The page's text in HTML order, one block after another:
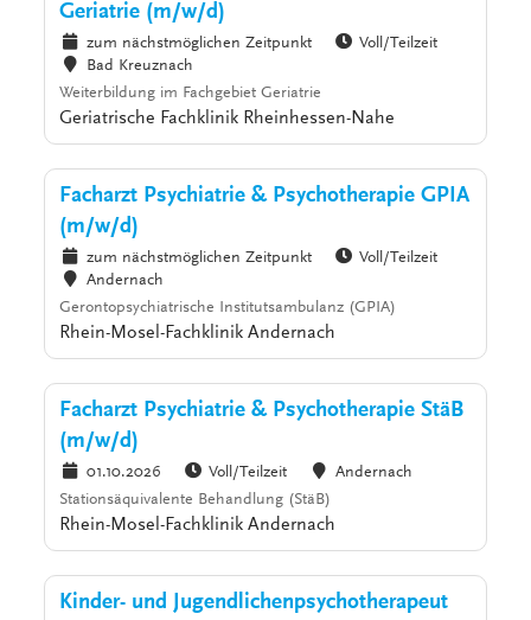
Geriatrie (m/w/d)
zum nächstmöglichen Zeitpunkt
Voll/Teilzeit
Bad Kreuznach
Weiterbildung im Fachgebiet Geriatrie
Geriatrische Fachklinik Rheinhessen-Nahe
Facharzt Psychiatrie & Psychotherapie GPIA
(m/w/d)
zum nächstmöglichen Zeitpunkt
Voll/Teilzeit
Andernach
Gerontopsychiatrische Institutsambulanz (GPIA)
Rhein-Mosel-Fachklinik Andernach
Facharzt Psychiatrie & Psychotherapie StäB
(m/w/d)
01.10.2026 Voll/Teilzeit
Andernach
Stationsäquivalente Behandlung (StäB)
Rhein-Mosel-Fachklinik Andernach
Kinder- und Jugendlichenpsychotherapeut